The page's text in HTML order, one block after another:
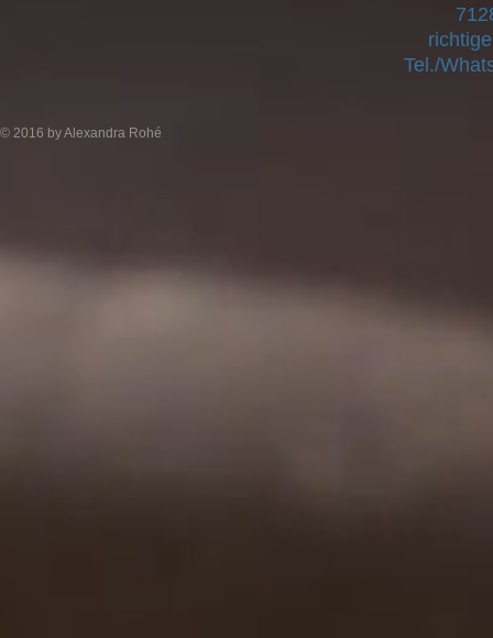
Tel./
© 2016 by Alexandra Rohé